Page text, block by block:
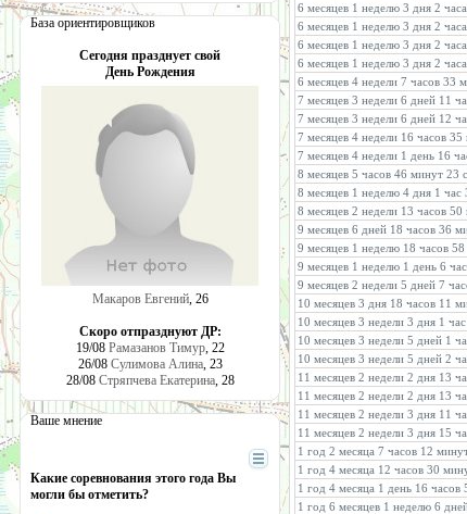
База ориентировщиков
Сегодня празднует свой
День Рождения
Макаров Евгений, 26
Скоро отпразднуют ДР:
19/08 Рамазанов Тимур, 22
26/08 Сулимова Алина, 23
28/08 Стряпчева Екатерина, 28
Ваше мнение
Какие соревнования этого года Вы
могли бы отметить?
6 месяцев 1 неделю 3 дня 2
6 месяцев 1 неделю 3 дня 2
6 месяцев 1 неделю 3 дня 2
6 месяцев 1 неделю 3 дня 2
6 месяцев 4 недели 7 часов 33
7 месяцев 3 недели 6 дней 11
7 месяцев 3 недели 6 дней 12
7 месяцев 4 недели 16 часов 35
7 месяцев 4 недели 1 день 16
8 месяцев 5 часов 46 минут 23
8 месяцев 1 неделю 4 дня 1 час
8 месяцев 2 недели 13 часов 50
9 месяцев 6 дней 18 часов 36
9 месяцев 1 неделю 18 часов
9 месяцев 1 неделю 1 день 6
9 месяцев 2 недели 5 дней 7
10 месяцев 3 дня 18 часов 11
10 месяцев 3 недели 3 дня 1
10 месяцев 3 недели 5 дней 1
10 месяцев 3 недели 5 дней 2
11 месяцев 2 недели 2 дня 13
11 месяцев 2 недели 2 дня 13
11 месяцев 2 недели 3 дня 11
11 месяцев 2 недели 3 дня 15
1 год 2 месяца 7 часов 12
1 год 4 месяца 12 часов 30
1 год 4 месяца 1 день 16 часов
1 год 6 месяцев 1 неделю 6